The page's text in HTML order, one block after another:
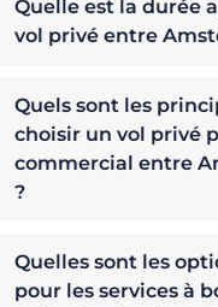
Quelle est la durée
vol privé entre
Quels sont les
choisir un vol privé
commercial entre
?
Quelles sont les
pour les services à